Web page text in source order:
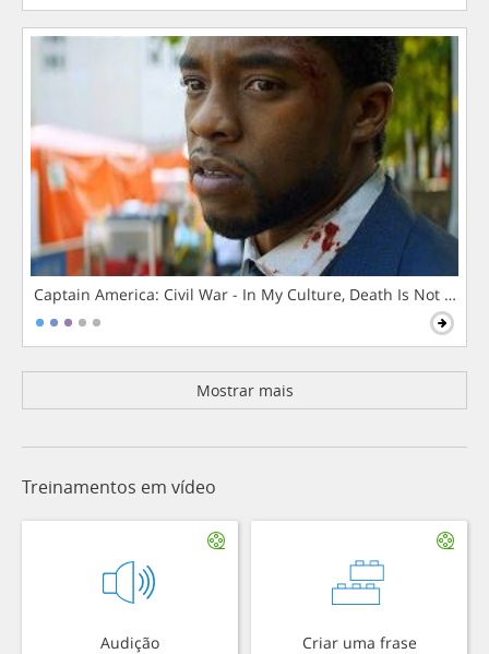
Captain America: Civil War - In My Culture, Death Is Not The
Mostrar mais
Treinamentos em vídeo
Audição Criar uma frase